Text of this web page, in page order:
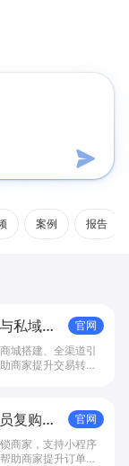
案例 报告
私域复
官网
城搭建、全渠道引
商家提升交易转化
复购工
官网
商家，支持小程序
助商家提升订单转